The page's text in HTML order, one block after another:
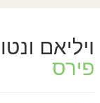
ויליאם
פירס